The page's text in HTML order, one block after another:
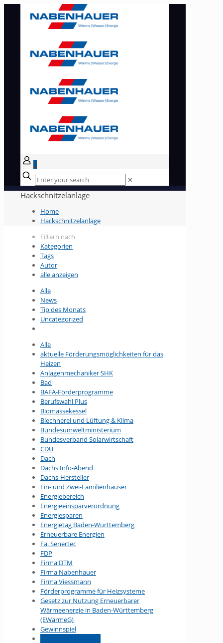
0
✕
Hackschnitzelanlage
Home
Hackschnitzelanlage
Filtern nach
Kategorien
Tags
Autor
alle anzeigen
Alle
News
Tip des Monats
Uncategorized
Alle
aktuelle Förderungsmöglichkeiten für das
Heizen
Anlagenmechaniker SHK
Bad
BAFA-Förderprogramme
Berufswahl Plus
Biomassekessel
Blechnerei und Lüftung & Klima
Bundesumwelt­ministerium
Bundesverband Solarwirtschaft
CDU
Dach
Dachs Info-Abend
Dachs-Hersteller
Ein- und Zwei-Familienhäuser
Energiebereich
Energieeinsparverordnung
Energiesparen
Energietag Baden-Württemberg
Erneuerbare Energien
Fa. Senertec
FDP
Firma DTM
Firma Nabenhauer
Firma Viessmann
Förderprogramme für Heizsysteme
Gesetz zur Nutzung Erneuerbarer
Wärmeenergie in Baden-Württemberg
(EWärmeG)
Gewinnspiel